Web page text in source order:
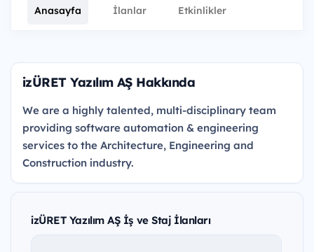
Anasayfa İlanlar Etkinlikler
izÜRET Yazılım AŞ Hakkında
We are a highly talented, multi-disciplinary team
providing software automation & engineering
services to the Architecture, Engineering and
Construction industry.
izÜRET Yazılım AŞ İş ve Staj İlanları